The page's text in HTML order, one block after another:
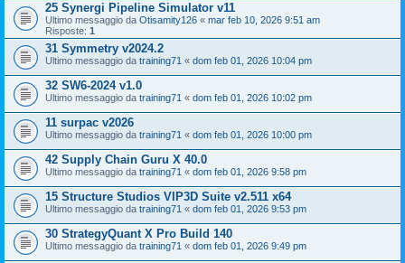
25 Synergi Pipeline Simulator v11
Ultimo messaggio da Otisamity126 « mar feb 10, 2026 9:51 am
Risposte: 1
31 Symmetry v2024.2
Ultimo messaggio da training71 « dom feb 01, 2026 10:04 pm
32 SW6-2024 v1.0
Ultimo messaggio da training71 « dom feb 01, 2026 10:02 pm
11 surpac v2026
Ultimo messaggio da training71 « dom feb 01, 2026 10:00 pm
42 Supply Chain Guru X 40.0
Ultimo messaggio da training71 « dom feb 01, 2026 9:58 pm
15 Structure Studios VIP3D Suite v2.511 x64
Ultimo messaggio da training71 « dom feb 01, 2026 9:53 pm
30 StrategyQuant X Pro Build 140
Ultimo messaggio da training71 « dom feb 01, 2026 9:49 pm